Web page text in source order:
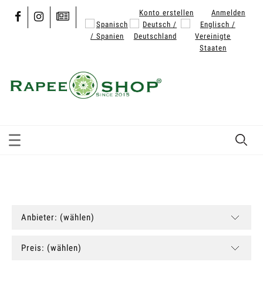
Konto erstellen Anmelden
Anbieter: (wählen)
Preis: (wählen)